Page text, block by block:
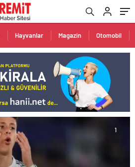
Hayvanlar Magazin Otomobil
1